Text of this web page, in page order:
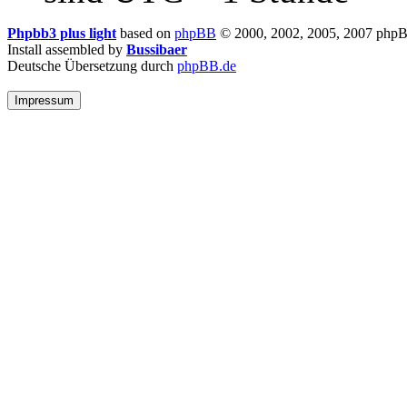
Phpbb3 plus light based on phpBB © 2000, 2002, 2005, 2007
Install assembled by Bussibaer
Deutsche Übersetzung durch phpBB.de